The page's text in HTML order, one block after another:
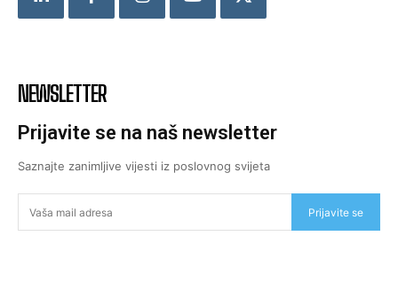
NEWSLETTER
Prijavite se na naš newsletter
Saznajte zanimljive vijesti iz poslovnog svijeta
Prijavite se